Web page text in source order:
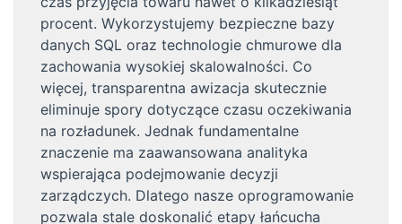
procent. Wykorzystujemy bezpieczne bazy
danych SQL oraz technologie chmurowe dla
zachowania wysokiej skalowalności. Co
więcej, transparentna awizacja skutecznie
eliminuje spory dotyczące czasu oczekiwania
na rozładunek. Jednak fundamentalne
znaczenie ma zaawansowana analityka
wspierająca podejmowanie decyzji
zarządczych. Dlatego nasze oprogramowanie
pozwala stale doskonalić etapy łańcucha